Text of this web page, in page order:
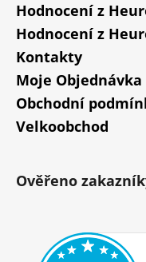
Hodnocení z
Hodnocení z
Kontakty
Moje Objednávka
Obchodní
Velkoobchod
Ověřeno